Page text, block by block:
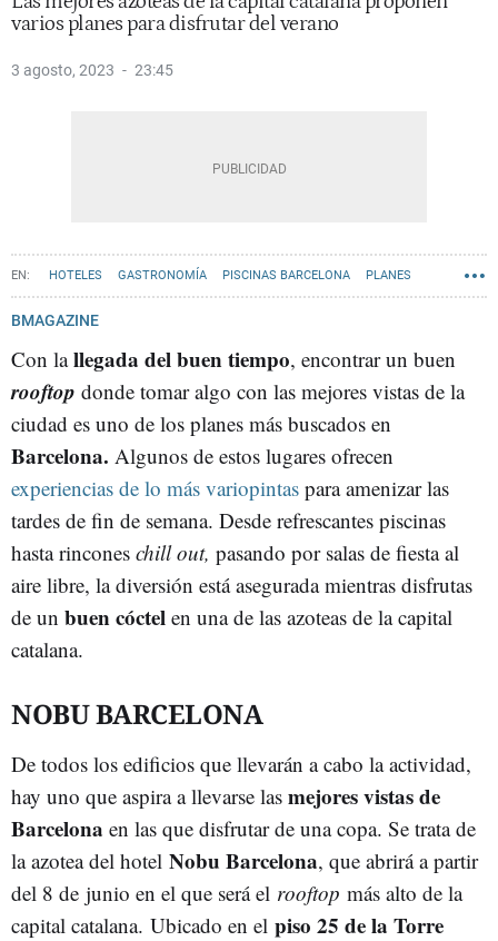
varios planes para disfrutar del verano
3 agosto, 2023 23:45
HOTELES GASTRONOMÍA PISCINAS BARCELONA PLANES
RECOMENDACIONES
BMAGAZINE
Con lallegada del buen tiempo, encontrar un buen
rooftop donde tomar algo con las mejores vistas de la
ciudad es uno de los planes más buscados en
Barcelona. Algunos de estos lugares ofrecen
experiencias de lo más variopintas para amenizar las
tardes de fin de semana. Desde refrescantes piscinas
hasta rincones chill out, pasando por salas de fiesta al
aire libre, la diversión está asegurada mientras disfrutas
de un buen cóctel en una de las azoteas de la capital
catalana.
NOBU BARCELONA
De todos los edificios que llevarán a cabo la actividad,
hay uno que aspira a llevarse las mejores vistas de
Barcelona en las que disfrutar de una copa. Se trata de
la azotea del hotel Nobu Barcelona, que abrirá a partir
del 8 de junio en el que será el rooftop más alto de la
capital catalana. Ubicado en el piso 25 de la Torre